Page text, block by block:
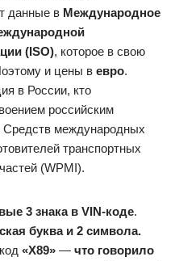
данные в Международное
(ISO), которое в свою
и цены в евро.
в России, кто
российским
Средств международных
транспортных
(WPMI).
3 знака в VIN-коде.
буква и 2 символа.
«X89» — что говорило